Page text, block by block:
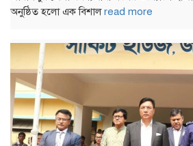
অনুষ্ঠিত হলো এক বিশালread more